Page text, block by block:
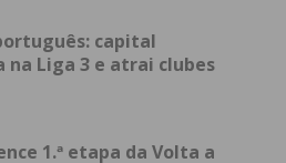
contra a
capital
Liga 3 e atrai clubes
1.ª etapa da Volta a